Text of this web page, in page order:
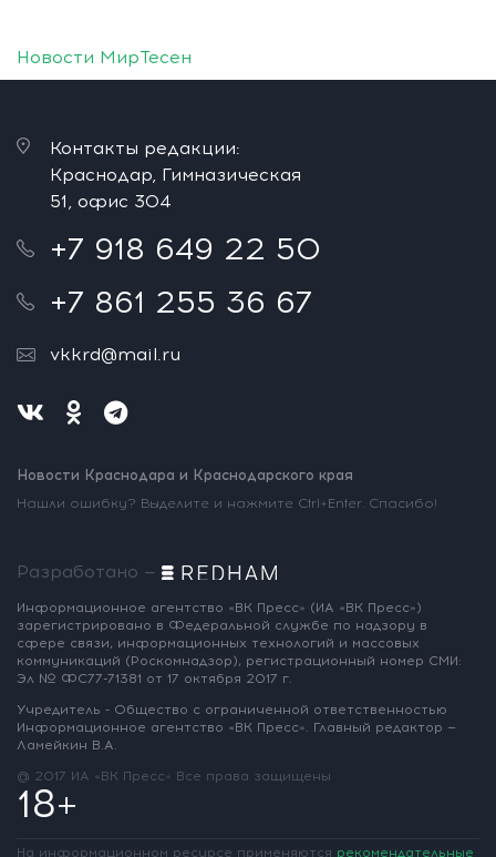
Новости МирТесен
Контакты редакции:
Краснодар, Гимназическая
51, офис 304
+7 918 649 22 50
+7 861 255 36 67
vkkrd@mail.ru
Новости Краснодара и Краснодарского края
Нашли ошибку? Выделите и нажмите Ctrl+Enter. Спасибо!
Разработано —
Информационное агентство «ВК Пресс» (ИА «ВК Пресс»)
зарегистрировано в Федеральной службе по надзору в
сфере связи, информационных технологий и массовых
коммуникаций (Роскомнадзор), регистрационный номер СМИ:
Эл № ФС77-71381 от 17 октября 2017 г.
Учредитель - Общество с ограниченной ответственностью
Информационное агентство «ВК Пресс». Главный редактор —
Ламейкин В.А.
@ 2017 ИА «ВК Пресс» Все права защищены
18+
На информационном ресурсе применяются рекомендательные